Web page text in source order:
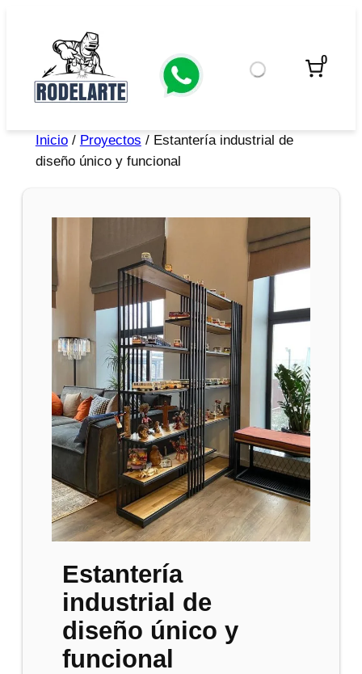
0
Inicio/ Proyectos / Estantería industrial de
diseño único y funcional
Estantería
industrial de
diseño único y
funcional